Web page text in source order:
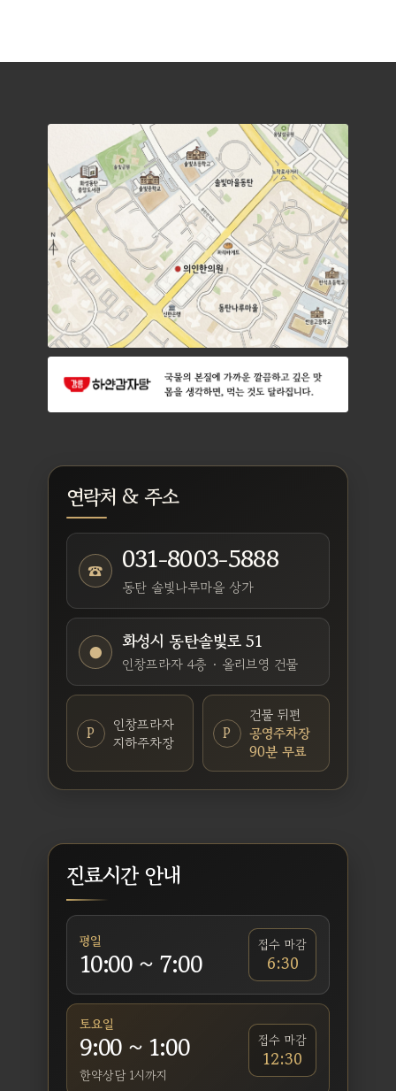
연락처 & 주소
☎ 031-8003-5888
동탄 솔빛나루마을 상가
● 화성시 동탄솔빛로 51
인창프라자 4층 · 올리브영 건물
P
인창프라자
지하주차장
P
건물 뒤편
공영주차장
90분 무료
진료시간 안내
평일
10:00 ~ 7:00
접수 마감
6:30
토요일
9:00 ~ 1:00
한약상담 1시까지
접수 마감
12:30